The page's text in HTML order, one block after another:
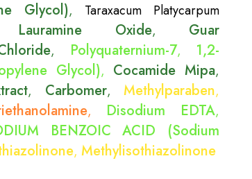
Glycol), Taraxacum Platycarpum
Lauramine Oxide, Guar
, Polyquaternium-7, 1,2-
Glycol), Cocamide Mipa,
, Carbomer, Methylparaben,
, Disodium EDTA,
BENZOIC ACID (Sodium
, Methylisothiazolinone